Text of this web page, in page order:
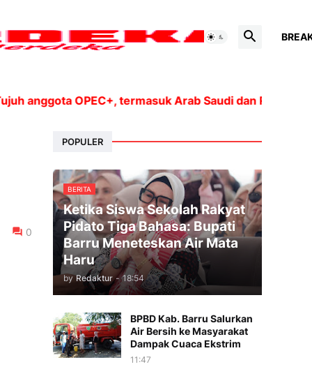
OPEC+, termasuk Arab Saudi dan Rusia, akan
0
POPULER
BERITA
Ketika Siswa Sekolah Rakyat
Pidato Tiga Bahasa: Bupati
Barru Meneteskan Air Mata
Haru
by Redaktur - 18:54
BPBD Kab. Barru Salurkan
Air Bersih ke Masyarakat
Dampak Cuaca Ekstrim
11:47